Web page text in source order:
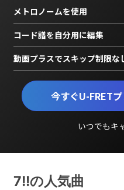
今すぐU-FRET
いつでもキ
メトロノームを使用
コード譜を自分用に編集
動画プラスでスキップ制限な
7!!の人気曲